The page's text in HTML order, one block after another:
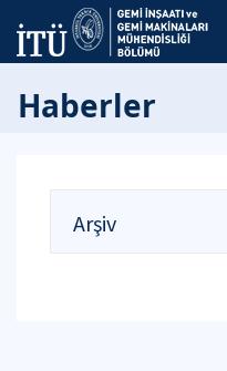
Haberler
Arşiv